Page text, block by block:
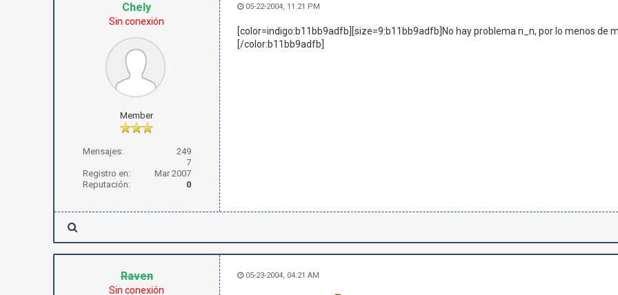
Chely
Sin conexión
Member
Mensajes:
249
7
Registro en:
Mar 2007
Reputación:
0
05-22-2004, 11:21 PM
[color=indigo:b11bb9adfb][size=9:b11bb9adfb]No hay problema n_n, por lo menos de
[/color:b11bb9adfb]
Raven
Sin conexión
05-23-2004, 04:21 AM